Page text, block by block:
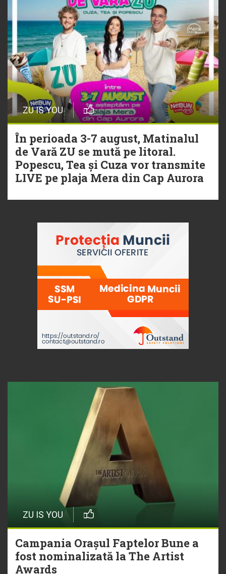
ZU IS YOU
În perioada 3-7 august, Matinalul
de Vară ZU se mută pe litoral.
Popescu, Tea și Cuza vor transmite
LIVE pe plaja Mera din Cap Aurora
ZU IS YOU
Campania Orașul Faptelor Bune a
fost nominalizată la The Artist
Awards